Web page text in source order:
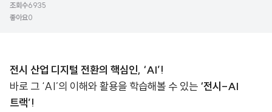
조회수6935
좋아요0
전시 산업 디지털 전환의 핵심인, ‘AI’!
바로 그 ‘AI’의 이해와 활용을 학습해볼 수 있는 ‘전시-AI
트랙’!